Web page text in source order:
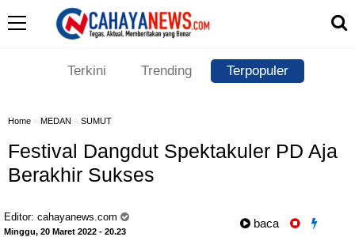
Terkini Trending Terpopuler
Home » MEDAN » SUMUT
Festival Dangdut Spektakuler PD Aja
Berakhir Sukses
Editor: cahayanews.com
Minggu, 20 Maret 2022 - 20.23
baca